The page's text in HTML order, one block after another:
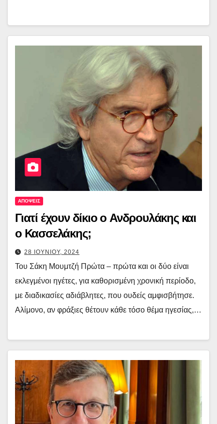
ΑΠΟΨΕΙΣ
Γιατί έχουν δίκιο ο Ανδρουλάκης και
ο Κασσελάκης;
28 ΙΟΥΝΙΟΥ, 2024
Του Σάκη Μουμτζή Πρώτα – πρώτα και οι δύο είναι
εκλεγμένοι ηγέτες, για καθορισμένη χρονική περίοδο,
με διαδικασίες αδιάβλητες, που ουδείς αμφισβήτησε.
Αλίμονο, αν φράξιες θέτουν κάθε τόσο θέμα ηγεσίας,…